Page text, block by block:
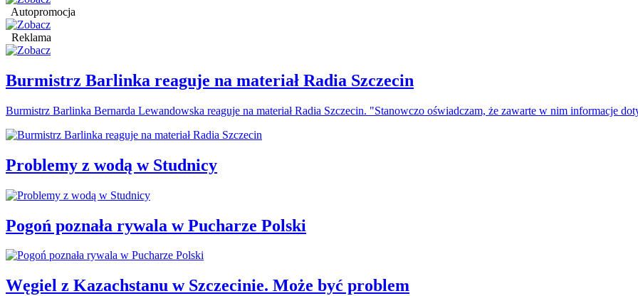
Autopromocja
Reklama
Burmistrz Barlinka reaguje na materiał Radia Szczecin
Burmistrz Barlinka Bernarda Lewandowska reaguje na materiał Radia Szczecin. "Stanowczo oświadczam, że zawarte w nim informacje
Problemy z wodą w Studnicy
Pogoń poznała rywala w Pucharze Polski
Węgiel z Kazachstanu w Szczecinie. Może być problem